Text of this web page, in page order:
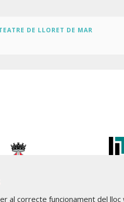
DE LLORET DE MAR
al correcte funcionament del